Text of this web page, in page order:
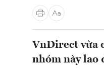
VnDirect vừa
nhóm này lao